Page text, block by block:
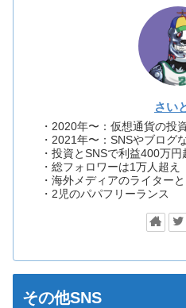
さい
・2020年〜：仮想通貨の投
・2021年〜：SNSやブログ
・投資とSNSで利益400万円
・総フォロワーは1万人超え
・海外メディアのライター
・2児のパパフリーランス
その他SNS